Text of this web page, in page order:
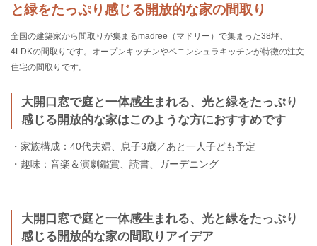
と緑をたっぷり感じる開放的な家の間取り
全国の建築家から間取りが集まるmadree（マドリー）で集まった38坪、
4LDKの間取りです。オープンキッチンやペニンシュラキッチンが特徴の注文
住宅の間取りです。
大開口窓で庭と一体感生まれる、光と緑をたっぷり
感じる開放的な家はこのような方におすすめです
・家族構成：40代夫婦、息子3歳／あと一人子ども予定
・趣味：音楽＆演劇鑑賞、読書、ガーデニング
大開口窓で庭と一体感生まれる、光と緑をたっぷり
感じる開放的な家の間取りアイデア